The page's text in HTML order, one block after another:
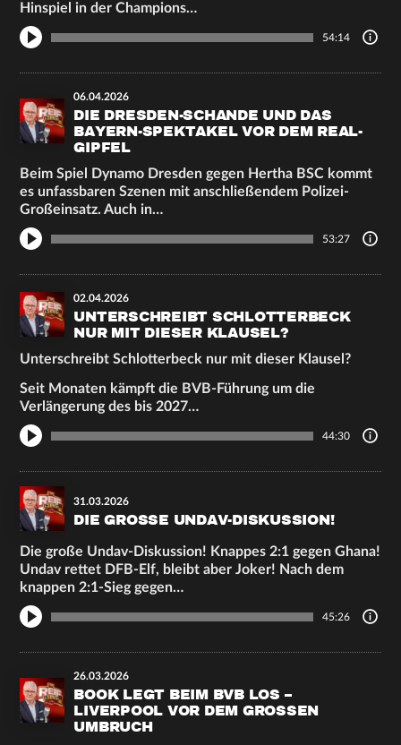
Hinspiel in der Champions…
54:14
06.04.2026
DIE DRESDEN-SCHANDE UND DAS
BAYERN-SPEKTAKEL VOR DEM REAL-
GIPFEL
Beim Spiel Dynamo Dresden gegen Hertha BSC kommt
es unfassbaren Szenen mit anschließendem Polizei-
Großeinsatz. Auch in…
53:27
02.04.2026
UNTERSCHREIBT SCHLOTTERBECK
NUR MIT DIESER KLAUSEL?
Unterschreibt Schlotterbeck nur mit dieser Klausel?
Seit Monaten kämpft die BVB-Führung um die
Verlängerung des bis 2027…
44:30
31.03.2026
DIE GROSSE UNDAV-DISKUSSION!
Die große Undav-Diskussion! Knappes 2:1 gegen Ghana!
Undav rettet DFB-Elf, bleibt aber Joker! Nach dem
knappen 2:1-Sieg gegen…
45:26
26.03.2026
BOOK LEGT BEIM BVB LOS –
LIVERPOOL VOR DEM GROSSEN U
MBRUCH